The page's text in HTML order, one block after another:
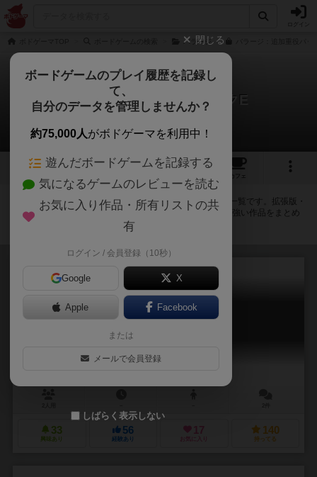
バラージ
バラージ：追加重役パックE
拡張/関連作品 11件
1
カフェ
バラージ：追加重役パックEに紐付いているボードゲーム一覧です。拡張版・
続編・リメイク版などの同じシリーズを中心に、関連性の強い作品をまとめ
ています。
バラージ：デュエル（拡張）
Barrage: New Lands – Duel
33
興味あり
56
経験あり
17
お気に入り
140
持ってる
閉じる
ボードゲームのプレイ履歴を記録し
て、
自分のデータを管理しませんか？
約75,000人がボドゲーマを利用中！
遊んだボードゲームを記録する
気になるゲームのレビューを読む
お気に入り作品・所有リストの共
有
ログイン / 会員登録（10秒）
Google X
Apple Facebook
または
メールで会員登録
しばらく表示しない